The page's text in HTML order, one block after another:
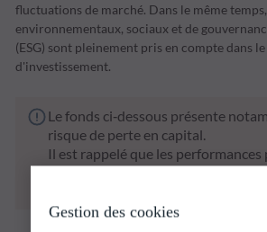
fluctuations de marché. Dans le même
environnementaux, sociaux et de
(ESG) sont pleinement pris en compte dans
d'investissement.
Le fonds ci‑dessous présente
risque de perte en capital.
Il est rappelé que les performances
Gestion des cookies